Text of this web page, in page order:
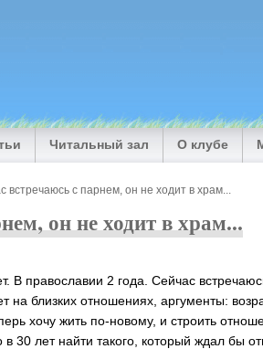
Читальный зал О клубе
встречаюсь с парнем, он не ходит в храм...
он не ходит в храм...
В православии 2 года. Сейчас
на близких отношениях, аргументы:
хочу жить по-новому, и строить
30 лет найти такого, который ждал бы